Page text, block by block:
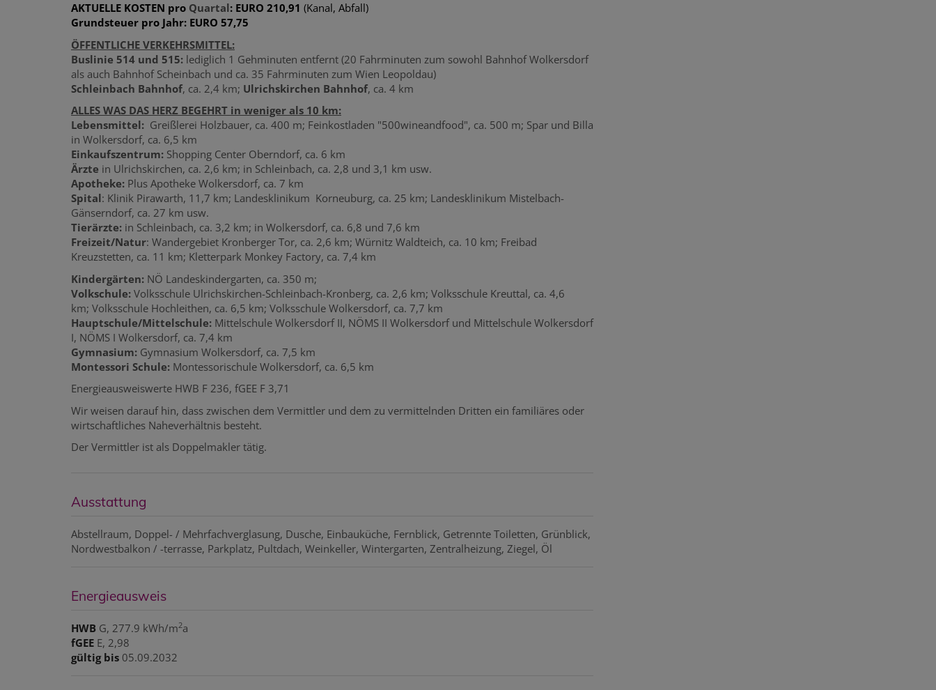
AKTUELLE KOSTEN pro Quartal: EURO 210,91 (Kanal, Abfall)
Grundsteuer pro Jahr: EURO 57,75
ÖFFENTLICHE VERKEHRSMITTEL:
Buslinie 514 und 515: lediglich 1 Gehminuten entfernt (20 Fahrminuten zum sowohl Bahnhof Wolkersdorf
als auch Bahnhof Scheinbach und ca. 35 Fahrminuten zum Wien Leopoldau)
Schleinbach Bahnhof, ca. 2,4 km; Ulrichskirchen Bahnhof, ca. 4 km
ALLES WAS DAS HERZ BEGEHRT in weniger als 10 km:
Lebensmittel: Greißlerei Holzbauer, ca. 400 m; Feinkostladen "500wineandfood", ca. 500 m; Spar und Billa
in Wolkersdorf, ca. 6,5 km
Einkaufszentrum: Shopping Center Oberndorf, ca. 6 km
Ärzte in Ulrichskirchen, ca. 2,6 km; in Schleinbach, ca. 2,8 und 3,1 km usw.
Apotheke: Plus Apotheke Wolkersdorf, ca. 7 km
Spital: Klinik Pirawarth, 11,7 km; Landesklinikum Korneuburg, ca. 25 km; Landesklinikum Mistelbach-
Gänserndorf, ca. 27 km usw.
Tierärzte: in Schleinbach, ca. 3,2 km; in Wolkersdorf, ca. 6,8 und 7,6 km
Freizeit/Natur: Wandergebiet Kronberger Tor, ca. 2,6 km; Würnitz Waldteich, ca. 10 km; Freibad
Kreuzstetten, ca. 11 km; Kletterpark Monkey Factory, ca. 7,4 km
Kindergärten: NÖ Landeskindergarten, ca. 350 m;
Volkschule: Volksschule Ulrichskirchen-Schleinbach-Kronberg, ca. 2,6 km; Volksschule Kreuttal, ca. 4,6
km; Volksschule Hochleithen, ca. 6,5 km; Volksschule Wolkersdorf, ca. 7,7 km
Hauptschule/Mittelschule: Mittelschule Wolkersdorf II, NÖMS II Wolkersdorf und Mittelschule Wolkersdorf
I, NÖMS I Wolkersdorf, ca. 7,4 km
Gymnasium: Gymnasium Wolkersdorf, ca. 7,5 km
Montessori Schule: Montessorischule Wolkersdorf, ca. 6,5 km
Energieausweiswerte HWB F 236, fGEE F 3,71
Wir weisen darauf hin, dass zwischen dem Vermittler und dem zu vermittelnden Dritten ein familiäres oder
wirtschaftliches Naheverhältnis besteht.
Der Vermittler ist als Doppelmakler tätig.
Ausstattung
Abstellraum Doppel- / Mehrfachverglasung Dusche Einbauküche Fernblick Getrennte Toiletten Grünblick
Nordwestbalkon / -terrasse Parkplatz Pultdach Weinkeller Wintergarten Zentralheizung Ziegel Öl
Energieausweis
HWB G, 277.9 kWh/m2a
fGEE E, 2,98
gültig bis 05.09.2032